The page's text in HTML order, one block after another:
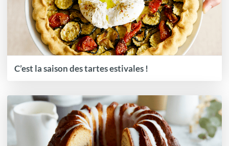
C’est la saison des tartes estivales !